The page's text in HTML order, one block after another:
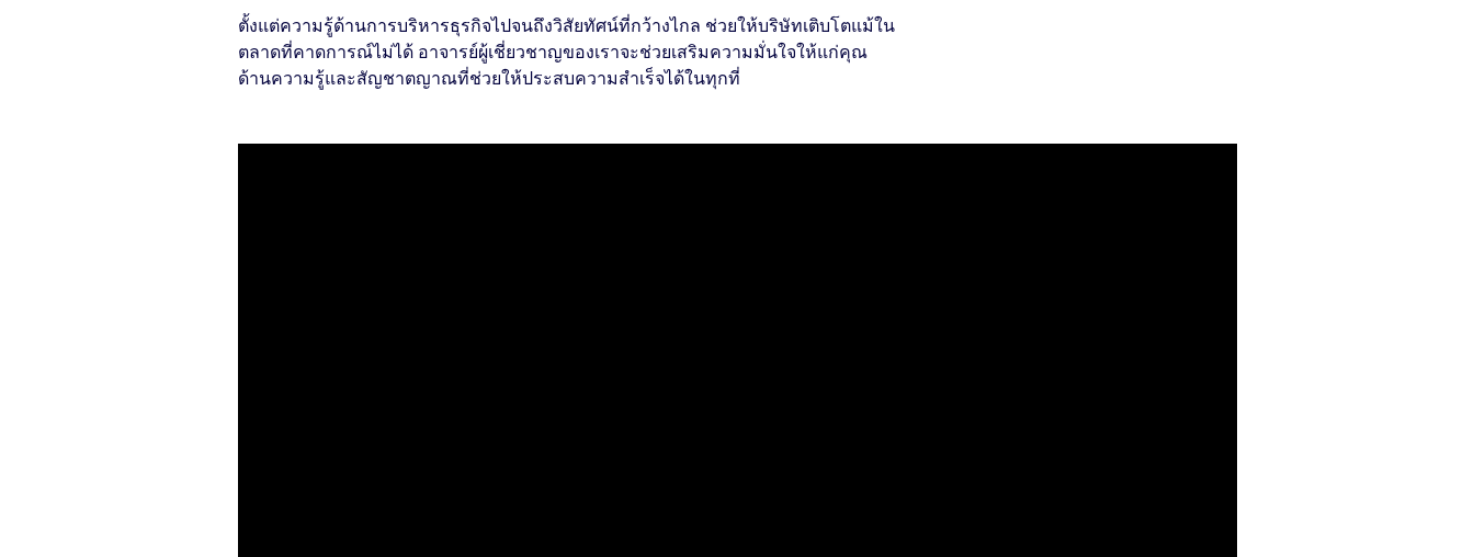
ตั้งแต่ความรู้ด้านการบริหารธุรกิจไปจนถึงวิสัยทัศน์ที่กว้างไกล ช่วยให้บริษัทเติบโตแม้ใน
ตลาดที่คาดการณ์ไม่ได้ อาจารย์ผู้เชี่ยวชาญของเราจะช่วยเสริมความมั่นใจให้แก่คุณ
ด้านความรู้และสัญชาตญาณที่ช่วยให้ประสบความสำเร็จได้ในทุกที่